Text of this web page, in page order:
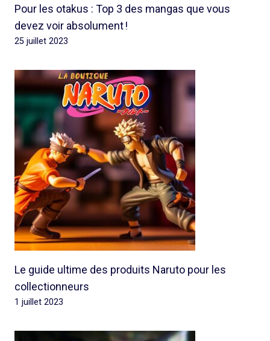
Pour les otakus : Top 3 des mangas que vous
devez voir absolument !
25 juillet 2023
Le guide ultime des produits Naruto pour les
collectionneurs
1 juillet 2023